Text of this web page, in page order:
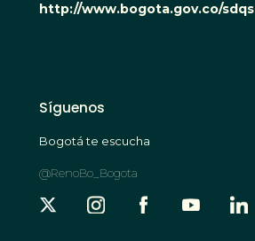
http://www.bogota.gov.co/sdqs
Síguenos
Bogotá te escucha
@RenoBo_Bogota